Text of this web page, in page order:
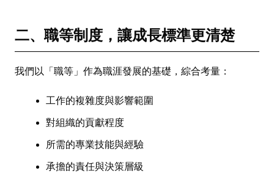
二、職等制度，讓成長標準更清楚
我們以「職等」作為職涯發展的基礎，綜合考量：
工作的複雜度與影響範圍
對組織的貢獻程度
所需的專業技能與經驗
承擔的責任與決策層級